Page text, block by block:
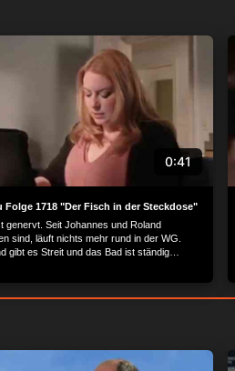
0:41
Folge 1718 "Der Fisch in der Steckdose"
genervt. Seit Johannes und Roland
sind, läuft nichts mehr rund in der WG.
gibt es Streit und das Bad ist ständig